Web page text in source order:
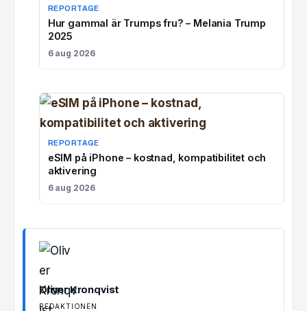
REPORTAGE
Hur gammal är Trumps fru? – Melania Trump
2025
6 aug 2026
REPORTAGE
eSIM på iPhone – kostnad, kompatibilitet och
aktivering
6 aug 2026
Oliver Kronqvist
REDAKTIONEN